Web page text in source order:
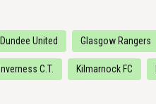
Dundee United Glasgow Rangers
Inverness C.T. Kilmarnock FC